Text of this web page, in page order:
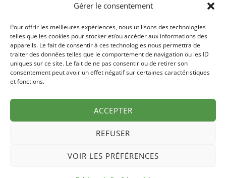
Gérer le consentement
Pour offrir les meilleures expériences, nous utilisons des technologies
telles que les cookies pour stocker et/ou accéder aux informations des
appareils. Le fait de consentir à ces technologies nous permettra de
traiter des données telles que le comportement de navigation ou les ID
uniques sur ce site. Le fait de ne pas consentir ou de retirer son
consentement peut avoir un effet négatif sur certaines caractéristiques
et fonctions.
ACCEPTER
REFUSER
VOIR LES PRÉFÉRENCES
Nous contacter
Newsletter
© 2026 Pyrénées Chrono Mentions légales Politique de confidentialité